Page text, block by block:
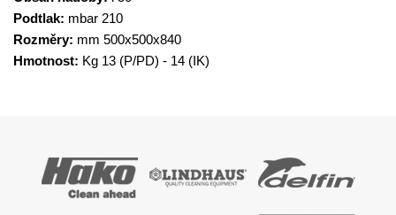
Podtlak: mbar 210
Rozměry: mm 500x500x840
Hmotnost: Kg 13 (P/PD) - 14 (IK)